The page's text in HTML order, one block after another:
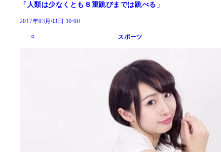
「人類は少なくとも８重跳びまでは跳べる」
2017年03月03日 10:00
スポーツ